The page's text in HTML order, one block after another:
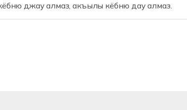
джау алмаз, акъылы кёбню дау алмаз.